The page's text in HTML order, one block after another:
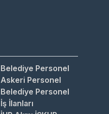
Belediye Personel
Askeri Personel
Belediye Personel
İş İlanları